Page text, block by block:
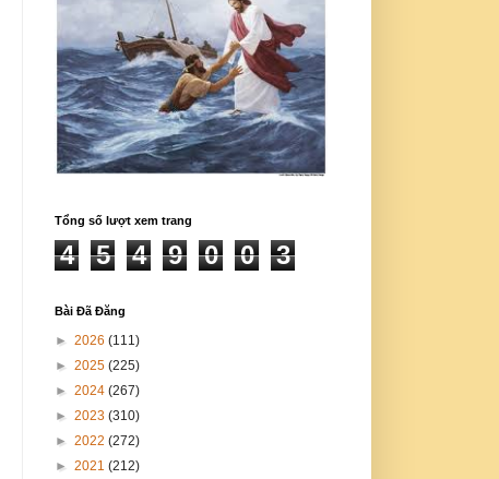
Tổng số lượt xem trang
4 5 4 9 0 0 3
Bài Đã Đăng
► 2026 (111)
► 2025 (225)
► 2024 (267)
► 2023 (310)
► 2022 (272)
► 2021 (212)